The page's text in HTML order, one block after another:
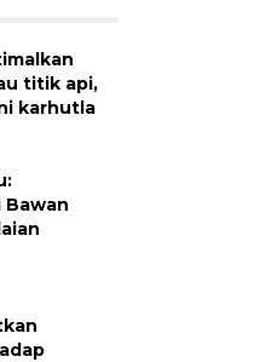
titik api,
karhutla
Bawan